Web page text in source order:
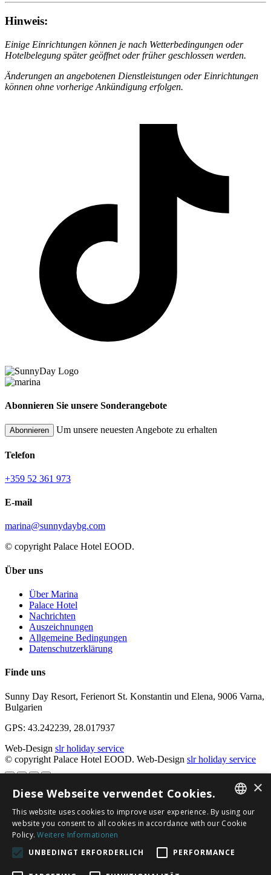
Hinweis:
Einige Einrichtungen können je nach Wetterbedingungen oder
Hotelbelegung später geöffnet oder früher geschlossen werden.
Änderungen an angebotenen Dienstleistungen oder Einrichtungen
können ohne vorherige Ankündigung erfolgen.
Abonnieren Sie unsere Sonderangebote
Abonnieren Um unsere neuesten Angebote zu erhalten
Telefon
+359 52 361 973
E-mail
marina@sunnydaybg.com
© copyright Palace Hotel EOOD.
Über uns
Über Marina
Palace Hotel
Nachrichten
Auszeichnungen
Allgemeine Bedingungen
Datenschutzerklärung
Finde uns
Sunny Day Resort, Ferienort St. Konstantin und Elena, 9006 Varna,
Bulgarien
GPS: 43.242239, 28.017937
Web-Design slr holiday service
© copyright Palace Hotel EOOD. Web-Design slr holiday service
×
Newsletter BULGARIAN
×
Diese Webseite verwendet Cookies.
This website uses cookies to improve user experience. By using our
website you consent to all cookies in accordance with our Cookie
Policy. Weitere Informationen
UNBEDINGT ERFORDERLICH
PERFORMANCE